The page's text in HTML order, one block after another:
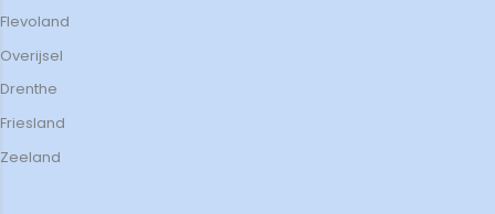
Flevoland
Overijsel
Drenthe
Friesland
Zeeland